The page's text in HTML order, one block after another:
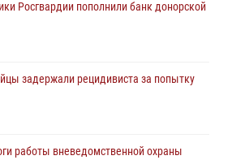
Белгородской области обеспечена
Дня воздушно-десантных войск
пострадавшему в результате атаки
области
Росгвардии пополнили банк донорской
задержали рецидивиста за попытку
работы вневедомственной охраны